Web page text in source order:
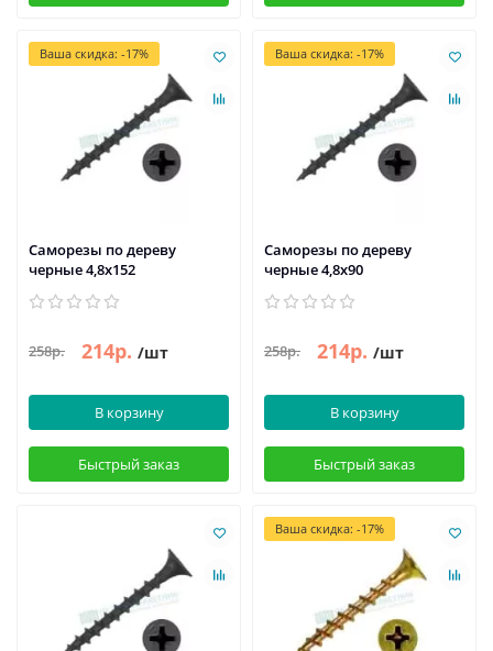
Ваша скидка: -17%
Саморезы по дереву
черные 4,8х152
258р. 214р. /шт
В корзину
Быстрый заказ
Ваша скидка: -17%
Саморезы по дереву
черные 4,8х90
258р. 214р. /шт
В корзину
Быстрый заказ
Ваша скидка: -17%